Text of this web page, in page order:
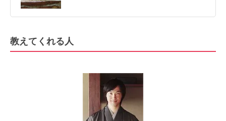
教えてくれる人